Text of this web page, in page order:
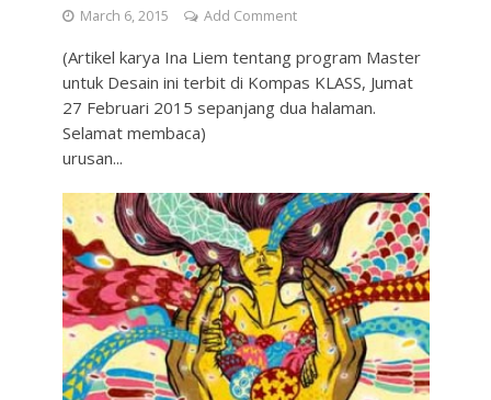
March 6, 2015 Add Comment
(Artikel karya Ina Liem tentang program Master
untuk Desain ini terbit di Kompas KLASS, Jumat
27 Februari 2015 sepanjang dua halaman.
Selamat membaca)
urusan...